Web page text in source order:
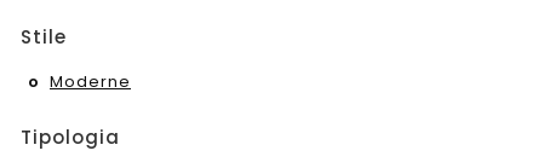
Stile
Moderne
Tipologia